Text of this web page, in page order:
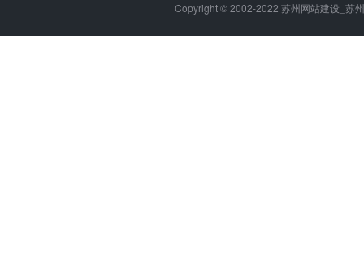
Copyright © 2002-2022 苏州网站建设_